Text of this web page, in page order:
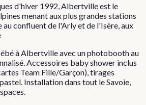
d'hiver 1992, Albertville est le
menant aux plus grandes stations
au confluent de l'Arly et de l'Isère, aux
à Albertville avec un photobooth au
Accessoires baby shower inclus
Team Fille/Garçon), tirages
Installation dans tout le Savoie,